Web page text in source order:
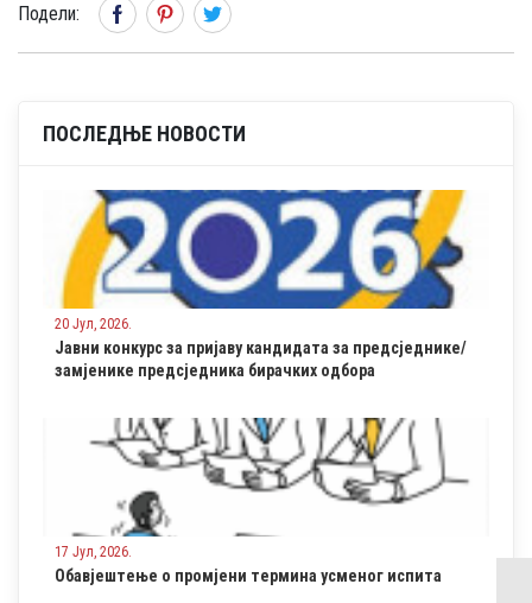
Подели:
ПОСЛЕДЊЕ НОВОСТИ
20 Јул, 2026.
Јавни конкурс за пријаву кандидата за предсједнике/
замјенике предсједника бирачких одбора
17 Јул, 2026.
Обавјештење о промјени термина усменог испита
Најава за одржавање